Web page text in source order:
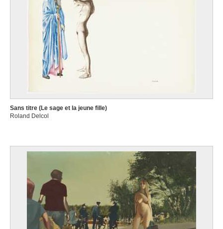
Sans titre (Le sage et la jeune fille)
Roland Delcol